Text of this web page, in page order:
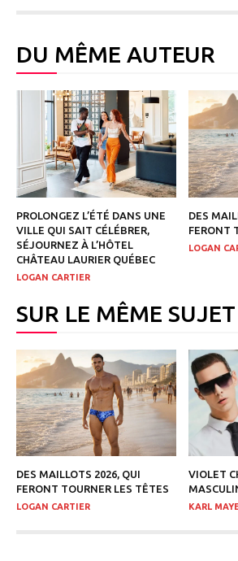
DU MÊME AUTEUR
PROLONGEZ L’ÉTÉ DANS UNE
VILLE QUI SAIT CÉLÉBRER,
SÉJOURNEZ À L’HÔTEL
CHÂTEAU LAURIER QUÉBEC
LOGAN CARTIER
DES
FERONT
LOGAN
SUR LE MÊME SUJET
DES MAILLOTS 2026, QUI
FERONT TOURNER LES TÊTES
LOGAN CARTIER
VIOLET
KARL